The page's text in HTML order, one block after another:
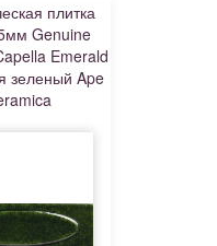
плитка
Genuine
Emerald
зеленый Ape